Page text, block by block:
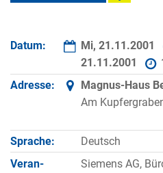
Datum: Mi, 21.11.2001
21.11.2001
Adresse:
Magnus-Haus
Am
Sprache:
Deutsch
Veran­
Siemens AG,